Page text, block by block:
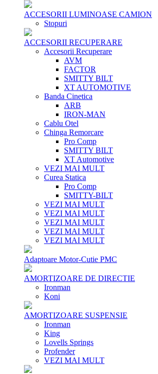
ACCESORII LUMINOASE CAMION
Stopuri
ACCESORII RECUPERARE
Accesorii Recuperare
AVM
FACTOR
SMITTY BILT
XT AUTOMOTIVE
Banda Cinetica
ARB
IRON-MAN
Cablu Otel
Chinga Remorcare
Pro Comp
SMITTY BILT
XT Automotive
VEZI MAI MULT
Curea Statica
Pro Comp
SMITTY-BILT
VEZI MAI MULT
VEZI MAI MULT
VEZI MAI MULT
VEZI MAI MULT
VEZI MAI MULT
Adaptoare Motor-Cutie PMC
AMORTIZOARE DE DIRECTIE
Ironman
Koni
AMORTIZOARE SUSPENSIE
Ironman
King
Lovells Springs
Profender
VEZI MAI MULT